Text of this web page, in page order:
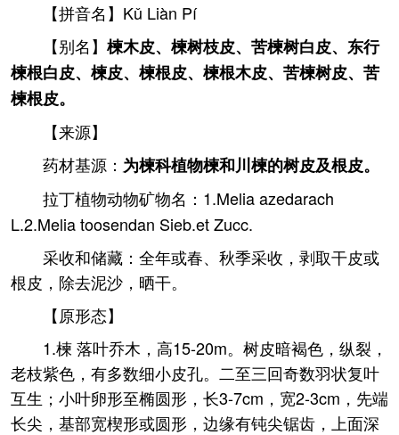
【拼音名】Kǔ Liàn Pí
【别名】 楝木皮、楝树枝皮、苦楝树白皮、东行
楝根白皮、楝皮、楝根皮、楝根木皮、苦楝树皮、苦
楝根皮。
【来源】
药材基源： 为楝科植物楝和川楝的树皮及根皮。
拉丁植物动物矿物名：1.Melia azedarach
L.2.Melia toosendan Sieb.et Zucc.
采收和储藏：全年或春、秋季采收，剥取干皮或
根皮，除去泥沙，晒干。
【原形态】
1.楝 落叶乔木，高15-20m。树皮暗褐色，纵裂，
老枝紫色，有多数细小皮孔。二至三回奇数羽状复叶
互生；小叶卵形至椭圆形，长3-7cm，宽2-3cm，先端
长尖，基部宽楔形或圆形，边缘有钝尖锯齿，上面深